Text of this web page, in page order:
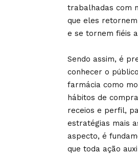
trabalhadas com
que eles
e se tornem fiéis
Sendo assim, é
conhecer o
farmácia como
hábitos de
receios e perfil,
estratégias mais
aspecto, é
que toda ação